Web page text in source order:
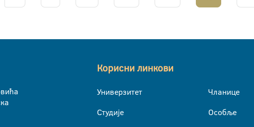
Корисни линкови
Универзитет
Студије
Чланице
Особље